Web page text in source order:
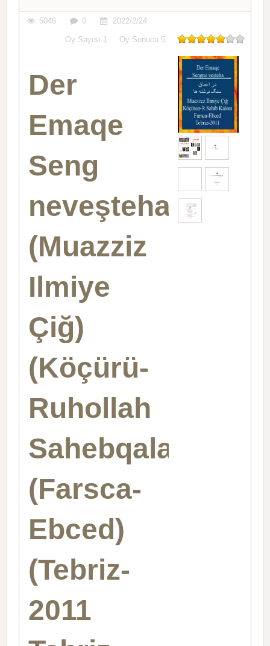
5046 0 2022/2/24
Oy Sayısı 1 Oy Sonucu 5
Der
Emaqe
Seng
neveşteha
(Muazziz
Ilmiye
Çiğ)
(Köçürü-
Ruhollah
Sahebqalam)
(Farsca-
Ebced)
(Tebriz-
2011​